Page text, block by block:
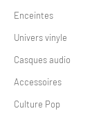
Enceintes
Univers vinyle
Casques audio
Accessoires
Culture Pop